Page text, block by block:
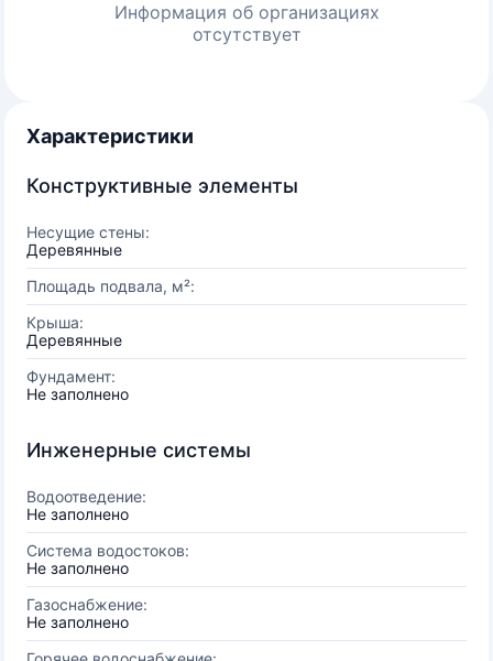
Информация об организациях
отсутствует
Характеристики
Конструктивные элементы
Несущие стены:
Деревянные
Площадь подвала, м²:
Крыша:
Деревянные
Фундамент:
Не заполнено
Инженерные системы
Водоотведение:
Не заполнено
Система водостоков:
Не заполнено
Газоснабжение:
Не заполнено